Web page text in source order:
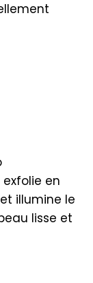
en
illumine le
lisse et